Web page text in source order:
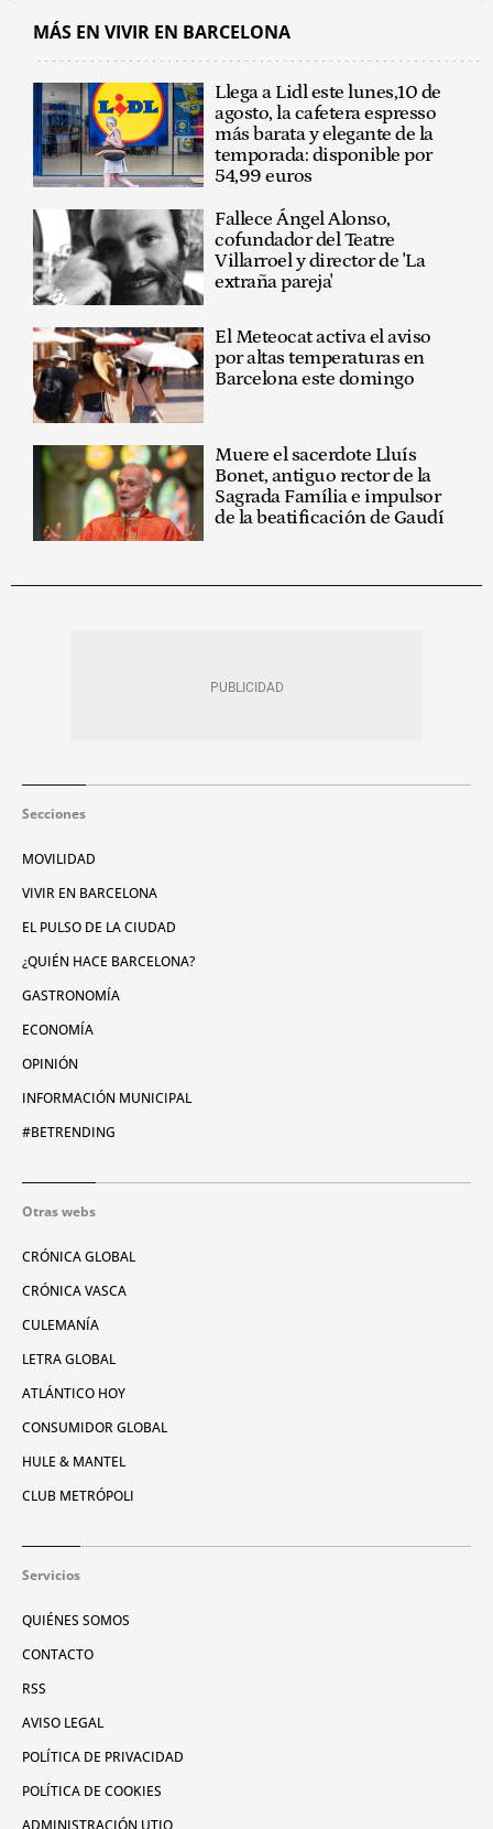
MÁS EN VIVIR EN BARCELONA
Llega a Lidl este lunes,10 de
agosto, la cafetera espresso
más barata y elegante de la
temporada: disponible por
54,99 euros
Fallece Ángel Alonso,
cofundador del Teatre
Villarroel y director de 'La
extraña pareja'
El Meteocat activa el aviso
por altas temperaturas en
Barcelona este domingo
Muere el sacerdote Lluís
Bonet, antiguo rector de la
Sagrada Família e impulsor
de la beatificación de Gaudí
Secciones
MOVILIDAD
VIVIR EN BARCELONA
EL PULSO DE LA CIUDAD
¿QUIÉN HACE BARCELONA?
GASTRONOMÍA
ECONOMÍA
OPINIÓN
INFORMACIÓN MUNICIPAL
#BETRENDING
Otras webs
CRÓNICA GLOBAL
CRÓNICA VASCA
CULEMANÍA
LETRA GLOBAL
ATLÁNTICO HOY
CONSUMIDOR GLOBAL
HULE & MANTEL
CLUB METRÓPOLI
Servicios
QUIÉNES SOMOS
CONTACTO
RSS
AVISO LEGAL
POLÍTICA DE PRIVACIDAD
POLÍTICA DE COOKIES